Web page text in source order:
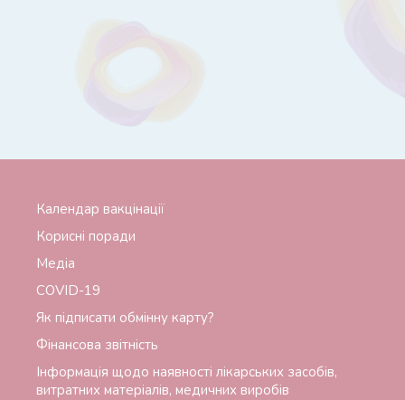
Календар вакцінації
Корисні поради
Медіа
СОVID-19
Як підписати обмінну карту?
Фінансова звітність
Інформація щодо наявності лікарських засобів,
витратних матеріалів, медичних виробів